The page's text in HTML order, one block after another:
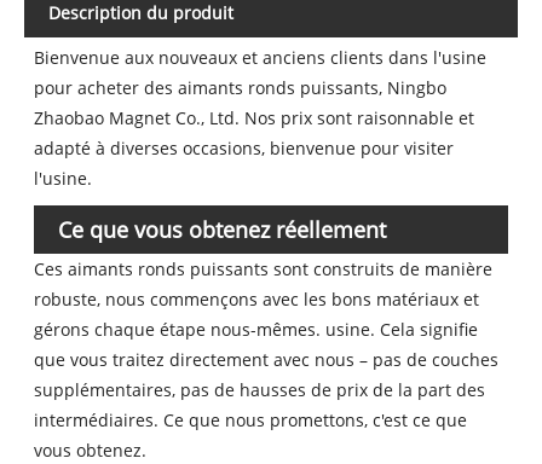
Description du produit
Bienvenue aux nouveaux et anciens clients dans l'usine
pour acheter des aimants ronds puissants, Ningbo
Zhaobao Magnet Co., Ltd. Nos prix sont raisonnable et
adapté à diverses occasions, bienvenue pour visiter
l'usine.
Ce que vous obtenez réellement
Ces aimants ronds puissants sont construits de manière
robuste, nous commençons avec les bons matériaux et
gérons chaque étape nous-mêmes. usine. Cela signifie
que vous traitez directement avec nous – pas de couches
supplémentaires, pas de hausses de prix de la part des
intermédiaires. Ce que nous promettons, c'est ce que
vous obtenez.